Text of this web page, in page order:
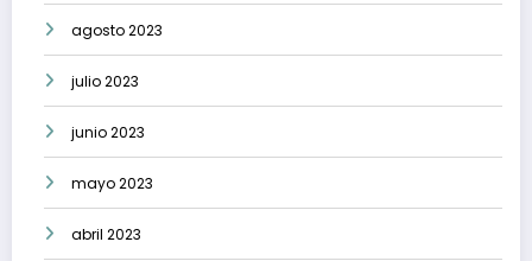
agosto 2023
julio 2023
junio 2023
mayo 2023
abril 2023